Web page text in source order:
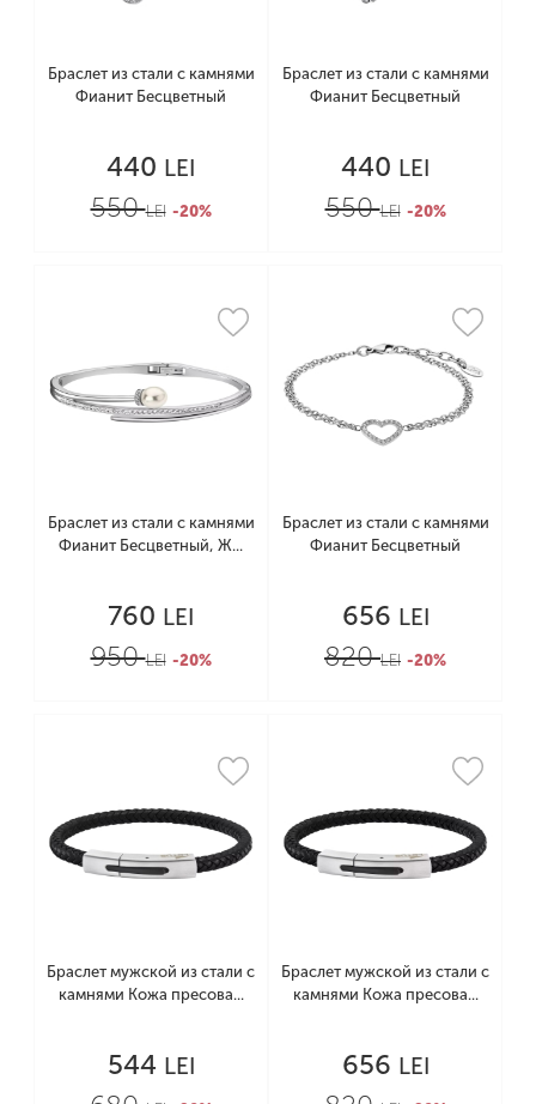
Браслет из стали с камнями
Фианит Бесцветный
440 LEI
550LEI -20%
Браслет из стали с камнями
Фианит Бесцветный
440 LEI
550LEI -20%
Браслет из стали с камнями
Фианит Бесцветный, Ж...
760 LEI
950LEI -20%
Браслет из стали с камнями
Фианит Бесцветный
656 LEI
820LEI -20%
Браслет мужской из стали с
камнями Кожа пресова...
544 LEI
Браслет мужской из стали с
камнями Кожа пресова...
656 LEI